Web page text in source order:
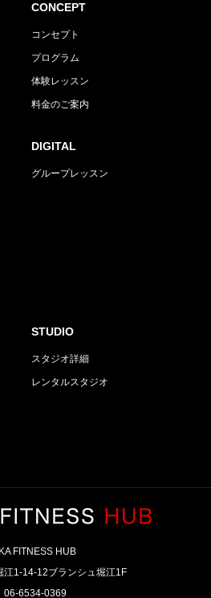
CONCEPT
コンセプト
プログラム
体験レッスン
料金のご案内
DIGITAL
グループレッスン
STUDIO
スタジオ詳細
レンタルスタジオ
FITNESS HUB
江1-14-12ブランシュ堀江1F
06-6534-0369